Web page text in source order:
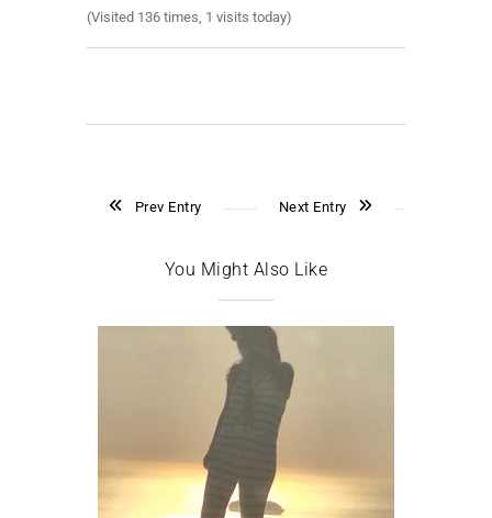
(Visited 136 times, 1 visits today)
Prev Entry Next Entry
You Might Also Like